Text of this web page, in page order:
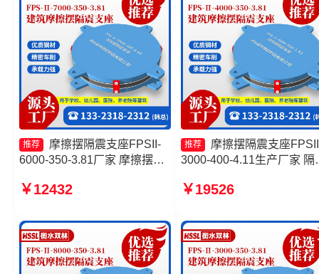
推荐
摩擦摆隔震支座FPSII-
6000-350-3.81厂家 摩擦摆隔
建筑摩擦摆隔震支座厂家 摩擦
3.81
￥12432
推荐
摩擦摆隔震支座
3000-400-4.11生产厂家 隔
头工厂 摩擦摆隔震支座
摩擦摆式隔震支座厂家
￥19526